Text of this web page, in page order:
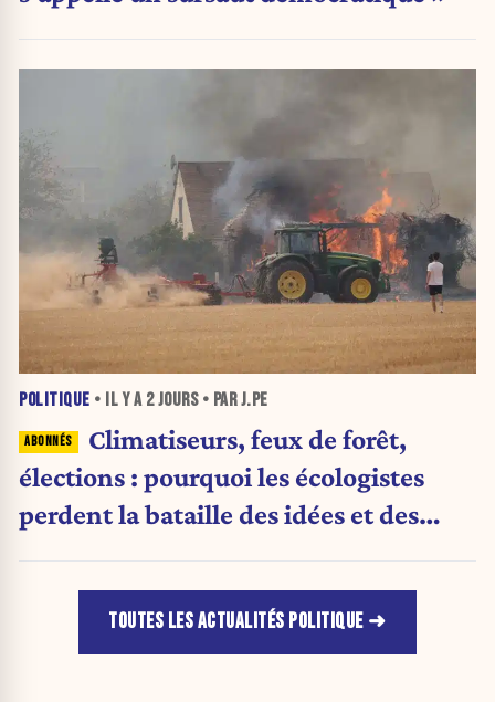
POLITIQUE • IL Y A 2 JOURS• PAR J.PE
Climatiseurs, feux de forêt,
élections : pourquoi les écologistes
perdent la bataille des idées et des
TOUTES LES ACTUALITÉS POLITIQUE